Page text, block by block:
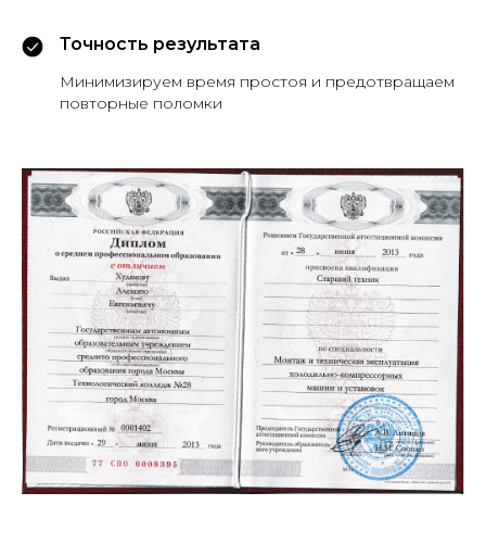
Точность результата
Минимизируем время простоя и предотвращаем
повторные поломки